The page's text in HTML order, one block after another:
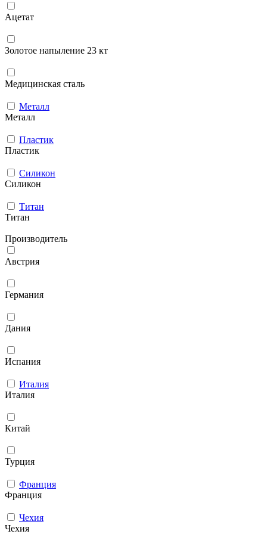
Ацетат
Золотое напыление 23 кт
Медицинская сталь
Металл
Металл
Пластик
Пластик
Силикон
Силикон
Титан
Титан
Производитель
Австрия
Германия
Дания
Испания
Италия
Италия
Китай
Турция
Франция
Франция
Чехия
Чехия